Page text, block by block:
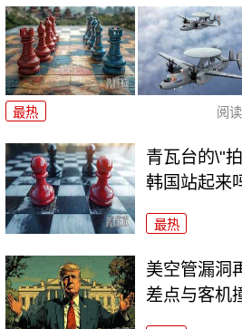
最热 阅读
青瓦台的\"
韩国站起来
最热
美空管漏洞
差点与客机